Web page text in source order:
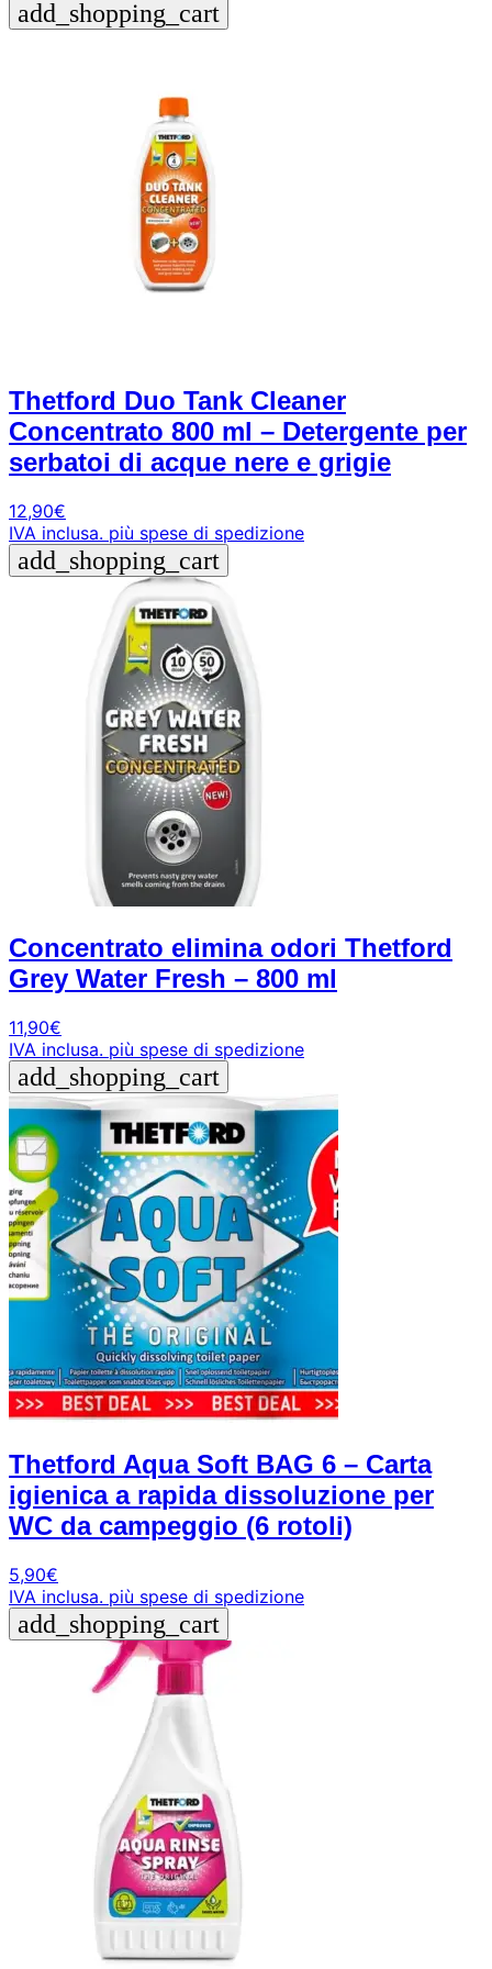
add_shopping_cart
Thetford Duo Tank Cleaner
Concentrato 800 ml – Detergente per
serbatoi di acque nere e grigie
12,90€
IVA inclusa. più spese di spedizione
add_shopping_cart
Concentrato elimina odori Thetford
Grey Water Fresh – 800 ml
11,90€
IVA inclusa. più spese di spedizione
add_shopping_cart
Thetford Aqua Soft BAG 6 – Carta
igienica a rapida dissoluzione per
WC da campeggio (6 rotoli)
5,90€
IVA inclusa. più spese di spedizione
add_shopping_cart